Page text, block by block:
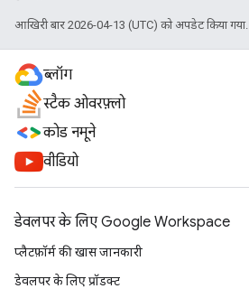
आखिरी बार 2026-04-13 (UTC) को अपडेट किया गया.
ब्लॉग
स्टैक ओवरफ़्लो
कोड नमूने
वीडियो
डेवलपर के लिए Google Workspace
प्लैटफ़ॉर्म की खास जानकारी
डेवलपर के लिए प्रॉडक्ट